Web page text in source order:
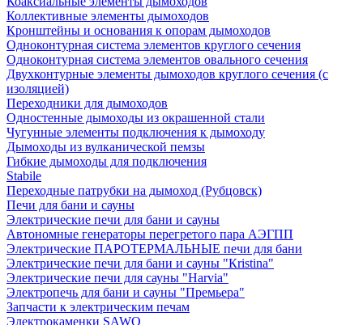
Коллективные элементы дымоходов
Кронштейны и основания к опорам дымоходов
Одноконтурная система элементов круглого сечения
Одноконтурная система элементов овального сечения
Двухконтурные элементы дымоходов круглого сечения (с
изоляцией)
Переходники для дымоходов
Одностенные дымоходы из окрашенной стали
Чугунные элементы подключения к дымоходу
Дымоходы из вулканической пемзы
Гибкие дымоходы для подключения
Stabile
Переходные патрубки на дымоход (Рубцовск)
Печи для бани и сауны
Электрические печи для бани и сауны
Автономные генераторы перегретого пара АЭГПП
Электрические ПАРОТЕРМАЛЬНЫЕ печи для бани
Электрические печи для бани и сауны "Кristina"
Электрические печи для сауны "Harvia"
Электропечь для бани и сауны "Премьера"
Запчасти к электрическим печам
Электрокаменки SAWO